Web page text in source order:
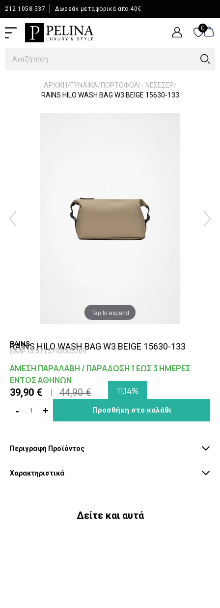
212 1058 537 Δωρεάν μεταφορικά απο 40€
0
0
ΑΡΧΙΚΉ/ΓΥΝΑΙΚΑ/ΠΟΡΤΟΦΟΛΙ - ΝΕΣΕΣΕΡ/
RAINS HILO WASH BAG W3 BEIGE 15630-133
Tap to expand
RAINS
RAINS HILO WASH BAG W3 BEIGE 15630-133
EAN-13 5715793005709
ΑΜΕΣΗ ΠΑΡΑΛΑΒΗ / ΠΑΡΑΔΟΣΗ 1 ΕΩΣ 3 ΗΜΕΡΕΣ
ΕΝΤΟΣ ΑΘΗΝΩΝ
39,90 € 44,90 €
11,14%
-
+ Προσθήκη στο καλάθι
Περιγραφή Προϊόντος
Χαρακτηριστικά
Δείτε και αυτά